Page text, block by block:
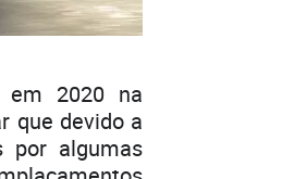
em 2020 na
que devido a
por algumas